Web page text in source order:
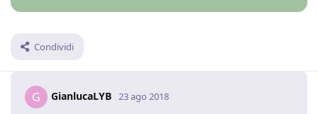
Condividi
G GianlucaLYB 23 ago 2018